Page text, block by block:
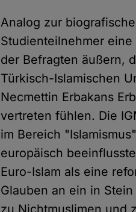
Analog zur
Studienteilnehmer
der Befragten äußern,
Türkisch-Islamischen
Necmettin Erbakans
vertreten fühlen. Die
im Bereich
europäisch
Euro-Islam als eine
Glauben an ein in